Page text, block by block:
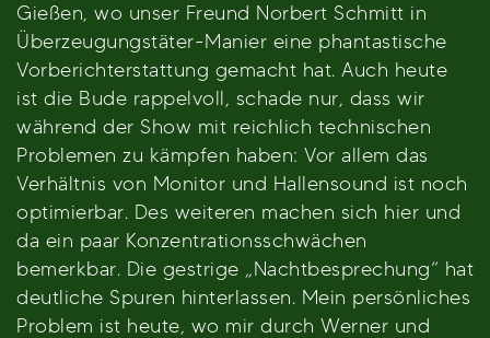
Gießen, wo unser Freund Norbert Schmitt in
Überzeugungstäter-Manier eine phantastische
Vorberichterstattung gemacht hat. Auch heute
ist die Bude rappelvoll, schade nur, dass wir
während der Show mit reichlich technischen
Problemen zu kämpfen haben: Vor allem das
Verhältnis von Monitor und Hallensound ist noch
optimierbar. Des weiteren machen sich hier und
da ein paar Konzentrationsschwächen
bemerkbar. Die gestrige „Nachtbesprechung“ hat
deutliche Spuren hinterlassen. Mein persönliches
Problem ist heute, wo mir durch Werner und